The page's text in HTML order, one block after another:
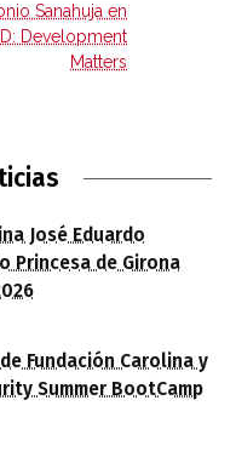
Sanahuja en
Development
Matters
José Eduardo
Princesa de Girona
Fundación Carolina y
Summer BootCamp